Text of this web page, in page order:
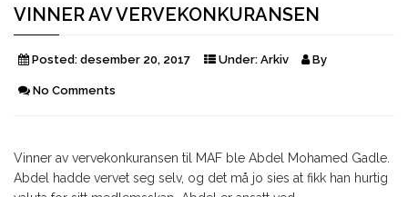
VINNER AV VERVEKONKURANSEN
Posted: desember 20, 2017 Under: Arkiv By
No Comments
Vinner av vervekonkuransen til MAF ble Abdel Mohamed Gadle.
Abdel hadde vervet seg selv, og det må jo sies at fikk han hurtig